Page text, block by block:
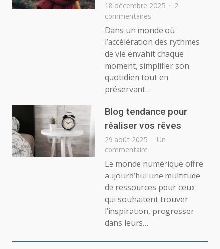
18 décembre 2025
2
commentaires
Comment
simplifier
son
quotidien
sans
renoncer
Dans un monde où
l’accélération des rythmes
de vie envahit chaque
moment, simplifier son
quotidien tout en
préservant…
Blog tendance pour
réaliser vos rêves
29 août 2025
Un
commentaire
Blog
tendance
pour
réaliser
vos
rêves
Le monde numérique offre
aujourd’hui une multitude
de ressources pour ceux
qui souhaitent trouver
l’inspiration, progresser
dans leurs…